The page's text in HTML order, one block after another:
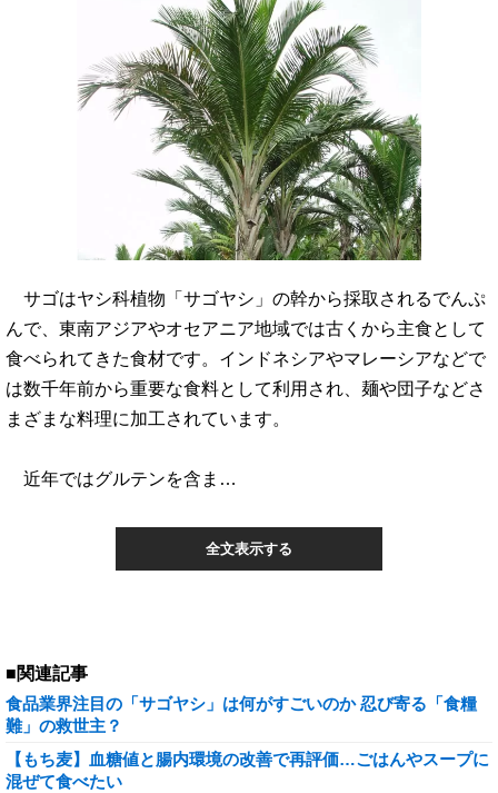
サゴはヤシ科植物「サゴヤシ」の幹から採取されるでんぷ
んで、東南アジアやオセアニア地域では古くから主食として
食べられてきた食材です。インドネシアやマレーシアなどで
は数千年前から重要な食料として利用され、麺や団子などさ
まざまな料理に加工されています。
近年ではグルテンを含ま…
全文表示する
■関連記事
食品業界注目の「サゴヤシ」は何がすごいのか 忍び寄る「食糧
難」の救世主？
【もち麦】血糖値と腸内環境の改善で再評価…ごはんやスープに
混ぜて食べたい